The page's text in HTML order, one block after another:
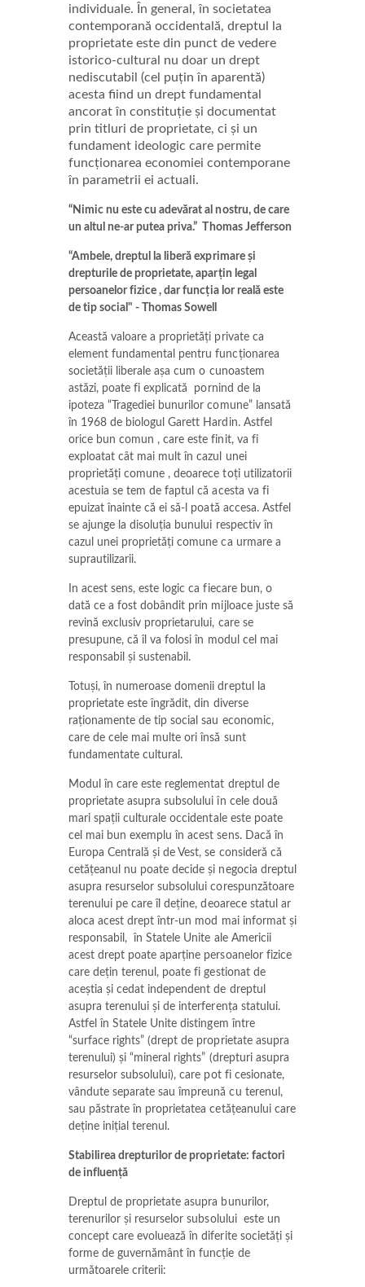
individuale. În general, în societatea
contemporană occidentală, dreptul la
proprietate este din punct de vedere
istorico-cultural nu doar un drept
nediscutabil (cel puțin în aparentă)
acesta fiind un drept fundamental
ancorat în constituție și documentat
prin titluri de proprietate, ci și un
fundament ideologic care permite
funcționarea economiei contemporane
în parametrii ei actuali.
“Nimic nu este cu adevărat al nostru, de care
un altul ne-ar putea priva.” Thomas Jefferson
“Ambele, dreptul la liberă exprimare și
drepturile de proprietate, aparțin legal
persoanelor fizice , dar funcția lor reală este
de tip social" - Thomas Sowell
Această valoare a proprietăți private ca
element fundamental pentru funcționarea
societății liberale așa cum o cunoastem
astăzi, poate fi explicată pornind de la
ipoteza “Tragediei bunurilor comune” lansată
în 1968 de biologul Garett Hardin. Astfel
orice bun comun , care este finit, va fi
exploatat cât mai mult în cazul unei
proprietăți comune , deoarece toți utilizatorii
acestuia se tem de faptul că acesta va fi
epuizat înainte că ei să-l poată accesa. Astfel
se ajunge la disoluția bunului respectiv în
cazul unei proprietăți comune ca urmare a
suprautilizarii.
In acest sens, este logic ca fiecare bun, o
dată ce a fost dobândit prin mijloace juste să
revină exclusiv proprietarului, care se
presupune, că îl va folosi în modul cel mai
responsabil și sustenabil.
Totuși, în numeroase domenii dreptul la
proprietate este îngrădit, din diverse
raționamente de tip social sau economic,
care de cele mai multe ori însă sunt
fundamentate cultural.
Modul în care este reglementat dreptul de
proprietate asupra subsolului în cele două
mari spații culturale occidentale este poate
cel mai bun exemplu în acest sens. Dacă în
Europa Centrală și de Vest, se consideră că
cetățeanul nu poate decide și negocia dreptul
asupra resurselor subsolului corespunzătoare
terenului pe care îl deține, deoarece statul ar
aloca acest drept într-un mod mai informat și
responsabil, în Statele Unite ale Americii
acest drept poate aparține persoanelor fizice
care dețin terenul, poate fi gestionat de
aceștia și cedat independent de dreptul
asupra terenului și de interferența statului.
Astfel în Statele Unite distingem între
“surface rights” (drept de proprietate asupra
terenului) și “mineral rights” (drepturi asupra
resurselor subsolului), care pot fi cesionate,
vândute separate sau împreună cu terenul,
sau păstrate în proprietatea cetățeanului care
deține inițial terenul.
Stabilirea drepturilor de proprietate: factori
de influență
Dreptul de proprietate asupra bunurilor,
terenurilor și resurselor subsolului este un
concept care evoluează în diferite societăți și
forme de guvernământ în funcție de
următoarele criterii: